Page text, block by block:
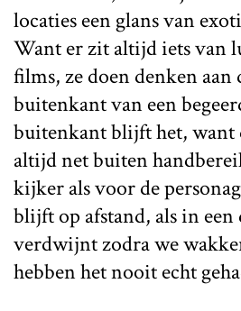
locaties een glans van
Want er zit altijd iets van
films, ze doen denken
buitenkant van een
buitenkant blijft het, want
altijd net buiten
kijker als voor de
blijft op afstand, als in
verdwijnt zodra we
hebben het nooit echt